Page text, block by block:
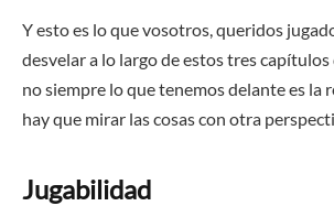
Y esto es lo que vosotros, queridos
desvelar a lo largo de estos tres capítulos
no siempre lo que tenemos delante es la
hay que mirar las cosas con otra
Jugabilidad